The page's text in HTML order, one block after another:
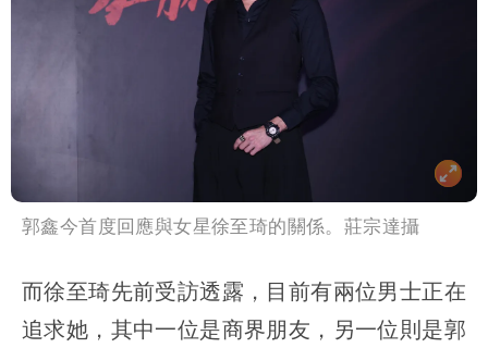
郭鑫今首度回應與女星徐至琦的關係。莊宗達攝
而徐至琦先前受訪透露，目前有兩位男士正在
追求她，其中一位是商界朋友，另一位則是郭